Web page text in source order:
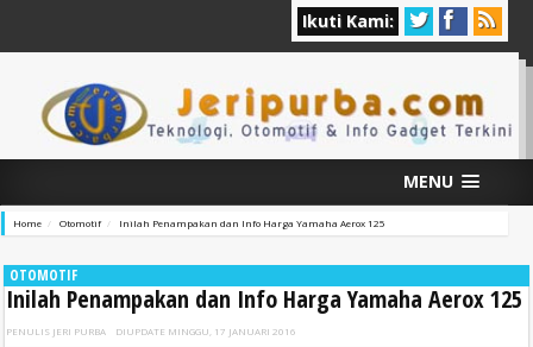
Ikuti Kami:
MENU
Home Otomotif Inilah Penampakan dan Info Harga Yamaha Aerox 125
OTOMOTIF
Inilah Penampakan dan Info Harga Yamaha Aerox 125
PENULIS JERI PURBA DIUPDATE MINGGU, 17 JANUARI 2016